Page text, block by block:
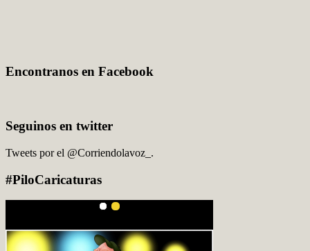
Encontranos en Facebook
Seguinos en twitter
Tweets por el @Corriendolavoz_.
#PiloCaricaturas